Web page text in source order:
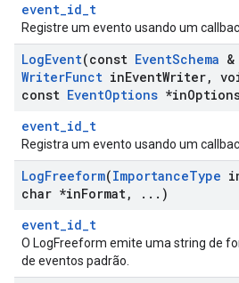
event_id_t
Registre um evento usando um
LogEvent(const EventSchema
WriterFunct inEventWriter,
const EventOptions *in
event_id_t
Registra um evento usando um
LogFreeform(ImportanceType
char *inFormat, . . . )
event_id_t
O LogFreeform emite uma string de
de eventos padrão.